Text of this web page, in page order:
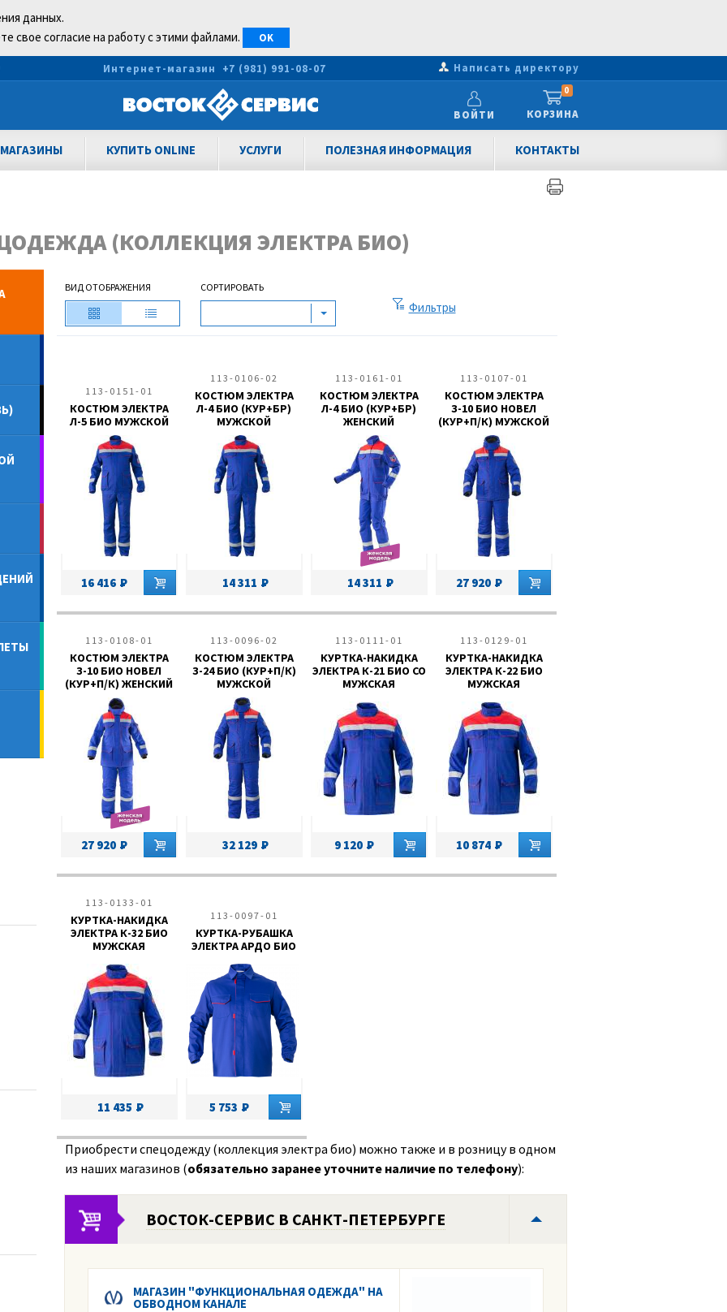
данных.
свое согласие на работу с этими файлами.
OK
Интернет-магазин +7 (981) 991-08-07 Написать директору
ВОЙТИ КОРЗИНА
0
МАГАЗИНЫ КУПИТЬ ONLINE УСЛУГИ ПОЛЕЗНАЯ ИНФОРМАЦИЯ КОНТАКТЫ
(КОЛЛЕКЦИЯ ЭЛЕКТРА БИО)
ВИД ОТОБРАЖЕНИЯ СОРТИРОВАТЬ
Фильтры
113-0151-01
КОСТЮМ ЭЛЕКТРА
Л-5 БИО МУЖСКОЙ
16 416
113-0106-02
КОСТЮМ ЭЛЕКТРА
Л-4 БИО (КУР+БР)
МУЖСКОЙ
14 311
113-0161-01
КОСТЮМ ЭЛЕКТРА
Л-4 БИО (КУР+БР)
ЖЕНСКИЙ
14 311
113-0107-01
КОСТЮМ ЭЛЕКТРА
З-10 БИО НОВЕЛ
(КУР+П/К) МУЖСКОЙ
27 920
113-0108-01
КОСТЮМ ЭЛЕКТРА
З-10 БИО НОВЕЛ
(КУР+П/К) ЖЕНСКИЙ
27 920
113-0096-02
КОСТЮМ ЭЛЕКТРА
З-24 БИО (КУР+П/К)
МУЖСКОЙ
32 129
113-0111-01
КУРТКА-НАКИДКА
ЭЛЕКТРА К-21 БИО СО
МУЖСКАЯ
9 120
113-0129-01
КУРТКА-НАКИДКА
ЭЛЕКТРА К-22 БИО
МУЖСКАЯ
10 874
113-0133-01
КУРТКА-НАКИДКА
ЭЛЕКТРА К-32 БИО
МУЖСКАЯ
11 435
113-0097-01
КУРТКА-РУБАШКА
ЭЛЕКТРА АРДО БИО
5 753
Приобрести спецодежду (коллекция электра био) можно также и в розницу в одном
из наших магазинов (обязательно заранее уточните наличие по телефону):
ВОСТОК-СЕРВИС В САНКТ-ПЕТЕРБУРГЕ
МАГАЗИН "ФУНКЦИОНАЛЬНАЯ ОДЕЖДА" НА
ОБВОДНОМ КАНАЛЕ